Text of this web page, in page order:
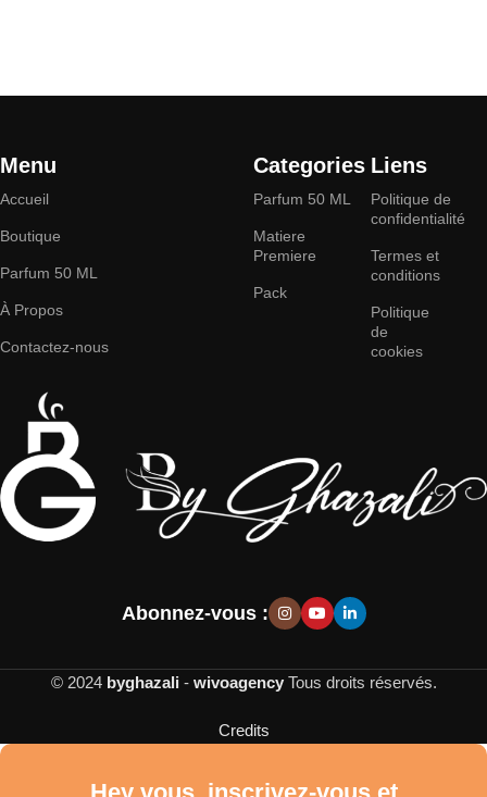
Menu
Accueil
Boutique
Parfum 50 ML
À Propos
Contactez-nous
Categories
Parfum 50 ML
Matiere
Premiere
Pack
Liens
Politique de
confidentialité
Termes et
conditions
Politique
de
cookies
Abonnez-vous :
© 2024 byghazali- wivoagencyTous droits réservés.
Credits